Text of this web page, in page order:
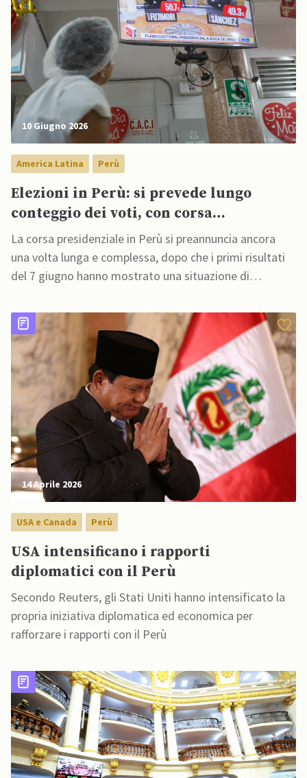
10 Giugno 2026
America Latina Perù
Elezioni in Perù: si prevede lungo
conteggio dei voti, con corsa
presidenziale ancora incerta
La corsa presidenziale in Perù si preannuncia ancora
una volta lunga e complessa, dopo che i primi risultati
del 7 giugno hanno mostrato una situazione di
14 Aprile 2026
USA e Canada Perù
USA intensificano i rapporti
diplomatici con il Perù
Secondo Reuters, gli Stati Uniti hanno intensificato la
propria iniziativa diplomatica ed economica per
rafforzare i rapporti con il Perù